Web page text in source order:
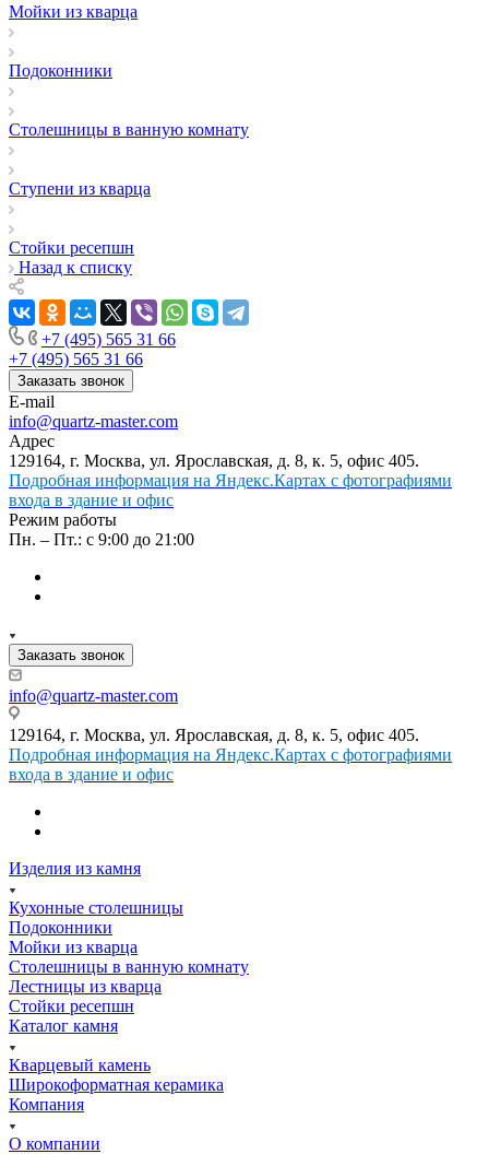
Мойки из кварца
Подоконники
Столешницы в ванную комнату
Ступени из кварца
Стойки ресепшн
Назад к списку
+7 (495) 565 31 66
+7 (495) 565 31 66
Заказать звонок
E-mail
info@quartz-master.com
Адрес
129164, г. Москва, ул. Ярославская, д. 8, к. 5, офис 405.
Подробная информация на Яндекс.Картах с фотографиями
входа в здание и офис
Режим работы
Пн. – Пт.: с 9:00 до 21:00
Заказать звонок
info@quartz-master.com
129164, г. Москва, ул. Ярославская, д. 8, к. 5, офис 405.
Подробная информация на Яндекс.Картах с фотографиями
входа в здание и офис
Изделия из камня
Кухонные столешницы
Подоконники
Мойки из кварца
Столешницы в ванную комнату
Лестницы из кварца
Стойки ресепшн
Каталог камня
Кварцевый камень
Широкоформатная керамика
Компания
О компании